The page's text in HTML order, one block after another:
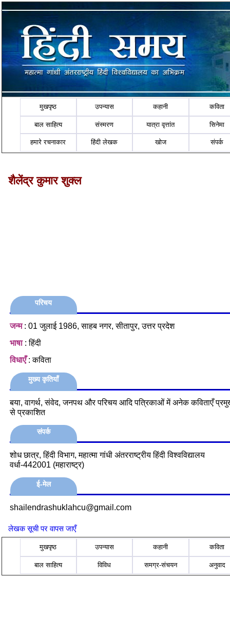
मुखपृष्ठ उपन्यास कहानी कविता
बाल साहित्य संस्मरण यात्रा वृत्तांत सिनेमा
हमारे रचनाकार हिंदी लेखक खोज संपर्क
शैलेंद्र कुमार शुक्ल
परिचय
जन्म: 01 जुलाई 1986, साहब नगर, सीतापुर, उत्तर प्रदेश
भाषा: हिंदी
विधाएँ: कविता
मुख्य कृतियाँ
बया, वागर्थ, संवेद, जनपथ और परिचय आदि पत्रिकाओं में अनेक कविताएँ
से प्रकाशित
संपर्क
शोध छात्र, हिंदी विभाग, महात्मा गांधी अंतरराष्ट्रीय हिंदी विश्वविद्यालय
वर्धा-442001 (महाराष्ट्र)
ई-मेल
shailendrashuklahcu@gmail.com
लेखक सूची पर वापस जाएँ
मुखपृष्ठ उपन्यास कहानी कविता
बाल साहित्य विविध समग्र-संचयन अनुवाद